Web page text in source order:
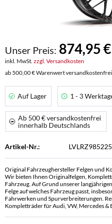
Unser Preis: 874,95
inkl. MwSt. zzgl. Versandkosten
ab 500,00 € Warenwert
Auf Lager 1 - 3
Ab 500 € versandkostenfrei
innerhalb Deutschlands
Artikel-Nr.:
Original Fahrzeughersteller Felgen und
Wir bieten Ihnen Originalfelgen,
Fahrzeug. Auf Grund unserer
Felge auf welches Fahrzeug passt,
Fahrwerken und Spurverbreiterungen.
Kompletträder für Audi, VW, Mercedes